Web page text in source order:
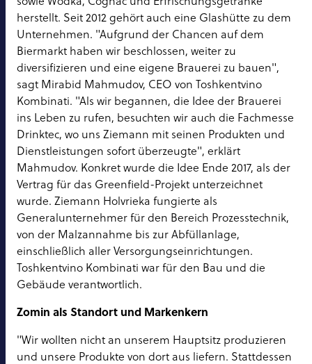
herstellt. Seit 2012 gehört auch eine Glashütte zu dem
Unternehmen. "Aufgrund der Chancen auf dem
Biermarkt haben wir beschlossen, weiter zu
diversifizieren und eine eigene Brauerei zu bauen",
sagt Mirabid Mahmudov, CEO von Toshkentvino
Kombinati. "Als wir begannen, die Idee der Brauerei
ins Leben zu rufen, besuchten wir auch die Fachmesse
Drinktec, wo uns Ziemann mit seinen Produkten und
Dienstleistungen sofort überzeugte", erklärt
Mahmudov. Konkret wurde die Idee Ende 2017, als der
Vertrag für das Greenfield-Projekt unterzeichnet
wurde. Ziemann Holvrieka fungierte als
Generalunternehmer für den Bereich Prozesstechnik,
von der Malzannahme bis zur Abfüllanlage,
einschließlich aller Versorgungseinrichtungen.
Toshkentvino Kombinati war für den Bau und die
Gebäude verantwortlich.
Zomin als Standort und Markenkern
"Wir wollten nicht an unserem Hauptsitz produzieren
und unsere Produkte von dort aus liefern. Stattdessen